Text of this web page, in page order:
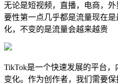
无论是短视频，直播，电商，
要性第一点几乎都是流量现在
化，不变的是流量会越来越贵
TikTok是一个快速发展的平台
变化。作为创作者，我们需要